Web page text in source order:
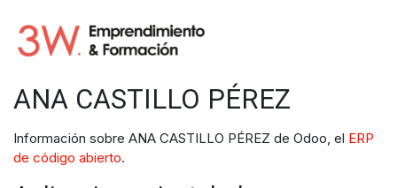
ANA CASTILLO PÉREZ
Información sobre ANA CASTILLO PÉREZ de Odoo, el ERP
de código abierto.